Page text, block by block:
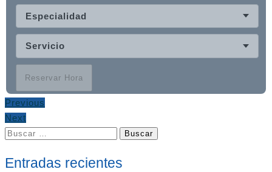
Especialidad
Servicio
Reservar Hora
Previous
Next
Buscar:
Entradas recientes